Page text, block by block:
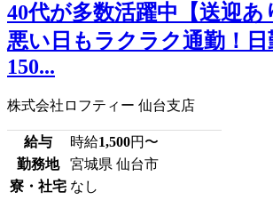
40代が多数活躍中【送迎あ
悪い日もラクラク通勤！日
150...
株式会社ロフティー 仙台支店
給与 時給1,500円〜
勤務地
宮城県 仙台市
寮・社宅 なし